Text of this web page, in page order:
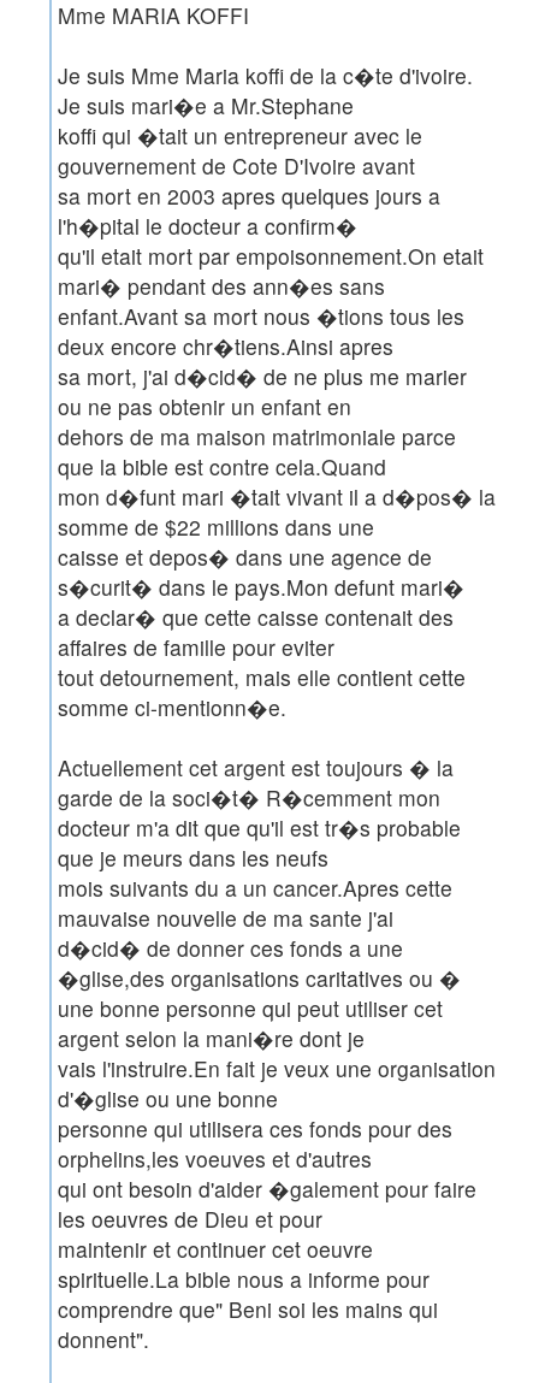
Mme MARIA KOFFI
Je suis Mme Maria koffi de la c�te d'ivoire.
Je suis mari�e a Mr.Stephane
koffi qui �tait un entrepreneur avec le
gouvernement de Cote D'Ivoire avant
sa mort en 2003 apres quelques jours a
l'h�pital le docteur a confirm�
qu'il etait mort par empoisonnement.On etait
mari� pendant des ann�es sans
enfant.Avant sa mort nous �tions tous les
deux encore chr�tiens.Ainsi apres
sa mort, j'ai d�cid� de ne plus me marier
ou ne pas obtenir un enfant en
dehors de ma maison matrimoniale parce
que la bible est contre cela.Quand
mon d�funt mari �tait vivant il a d�pos� la
somme de $22 millions dans une
caisse et depos� dans une agence de
s�curit� dans le pays.Mon defunt mari�
a declar� que cette caisse contenait des
affaires de famille pour eviter
tout detournement, mais elle contient cette
somme ci-mentionn�e.
Actuellement cet argent est toujours � la
garde de la soci�t� R�cemment mon
docteur m'a dit que qu'il est tr�s probable
que je meurs dans les neufs
mois suivants du a un cancer.Apres cette
mauvaise nouvelle de ma sante j'ai
d�cid� de donner ces fonds a une
�glise,des organisations caritatives ou �
une bonne personne qui peut utiliser cet
argent selon la mani�re dont je
vais l'instruire.En fait je veux une organisation
d'�glise ou une bonne
personne qui utilisera ces fonds pour des
orphelins,les voeuves et d'autres
qui ont besoin d'aider �galement pour faire
les oeuvres de Dieu et pour
maintenir et continuer cet oeuvre
spirituelle.La bible nous a informe pour
comprendre que" Beni soi les mains qui
donnent".